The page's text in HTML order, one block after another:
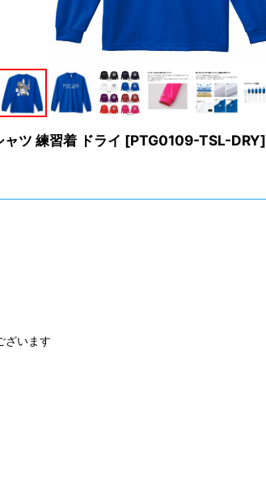
ツ 練習着 ドライ [PTG0109-TSL-DRY]
ざいます